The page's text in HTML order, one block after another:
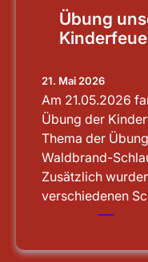
Übung
21. Mai 2026
Am 21.05.2026
Übung der
Thema der
Waldbrand-
Zusätzlich
verschiedenen